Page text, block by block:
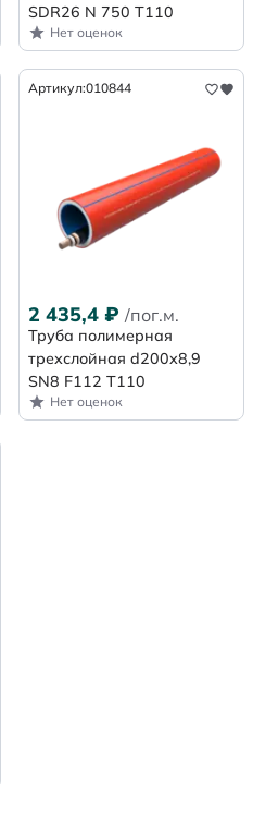
SDR26 N 750 Т110
Нет оценок
Артикул:010844
2 435,4 ₽ /пог.м.
Труба полимерная
трехслойная d200х8,9
SN8 F112 Т110
Нет оценок